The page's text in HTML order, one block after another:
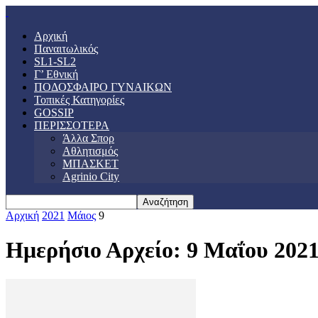
Αρχική
Παναιτωλικός
SL1-SL2
Γ’ Εθνική
ΠΟΔΟΣΦΑΙΡΟ ΓΥΝΑΙΚΩΝ
Τοπικές Κατηγορίες
GOSSIP
ΠΕΡΙΣΣΟΤΕΡΑ
Άλλα Σπορ
Αθλητισμός
ΜΠΑΣΚΕΤ
Agrinio City
Αρχική 2021 Μάιος 9
Ημερήσιο Αρχείο: 9 Μαΐου